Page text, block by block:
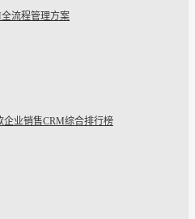
流程管理方案
企业销售CRM综合排行榜